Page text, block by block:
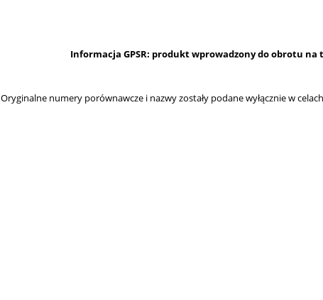
Informacja GPSR: produkt wprowadzony do obrotu na
Oryginalne numery porównawcze i nazwy zostały podane wyłącznie w